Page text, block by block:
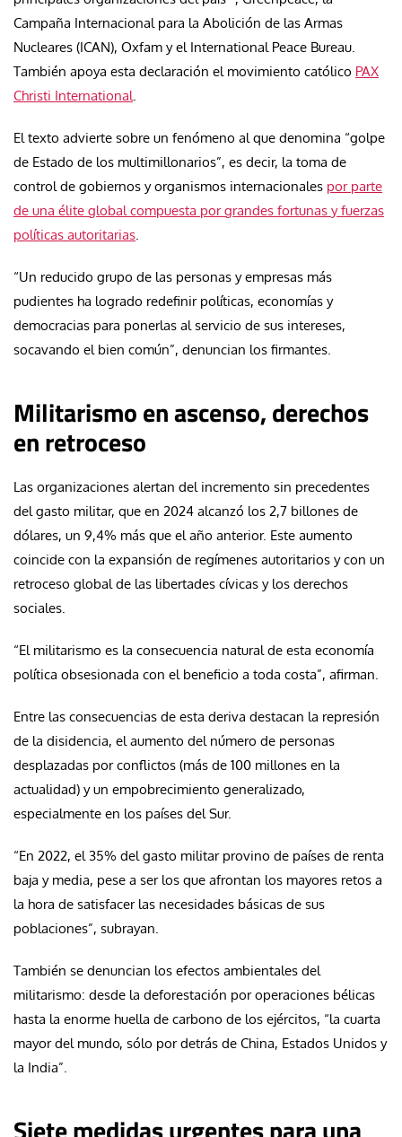
Campaña Internacional para la Abolición de las Armas
Nucleares (ICAN), Oxfam y el International Peace Bureau.
También apoya esta declaración el movimiento católico PAX
Christi International.
El texto advierte sobre un fenómeno al que denomina “golpe
de Estado de los multimillonarios”, es decir, la toma de
control de gobiernos y organismos internacionales por parte
de una élite global compuesta por grandes fortunas y fuerzas
políticas autoritarias.
“Un reducido grupo de las personas y empresas más
pudientes ha logrado redefinir políticas, economías y
democracias para ponerlas al servicio de sus intereses,
socavando el bien común”, denuncian los firmantes.
Militarismo en ascenso, derechos
en retroceso
Las organizaciones alertan del incremento sin precedentes
del gasto militar, que en 2024 alcanzó los 2,7 billones de
dólares, un 9,4% más que el año anterior. Este aumento
coincide con la expansión de regímenes autoritarios y con un
retroceso global de las libertades cívicas y los derechos
sociales.
“El militarismo es la consecuencia natural de esta economía
política obsesionada con el beneficio a toda costa”, afirman.
Entre las consecuencias de esta deriva destacan la represión
de la disidencia, el aumento del número de personas
desplazadas por conflictos (más de 100 millones en la
actualidad) y un empobrecimiento generalizado,
especialmente en los países del Sur.
“En 2022, el 35% del gasto militar provino de países de renta
baja y media, pese a ser los que afrontan los mayores retos a
la hora de satisfacer las necesidades básicas de sus
poblaciones”, subrayan.
También se denuncian los efectos ambientales del
militarismo: desde la deforestación por operaciones bélicas
hasta la enorme huella de carbono de los ejércitos, “la cuarta
mayor del mundo, sólo por detrás de China, Estados Unidos y
la India”.